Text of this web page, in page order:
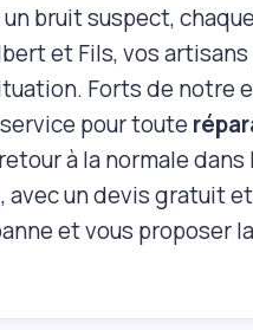
un bruit suspect,
et Fils, vos
Forts de notre
pour toute
à la normale
avec un devis gratuit
et vous proposer